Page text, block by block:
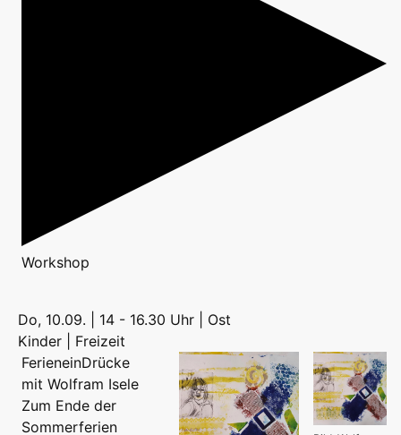
Workshop
Do, 10.09. | 14 - 16.30 Uhr | Ost
Kinder | Freizeit
FerieneinDrücke
mit Wolfram Isele
Zum Ende der
Sommerferien